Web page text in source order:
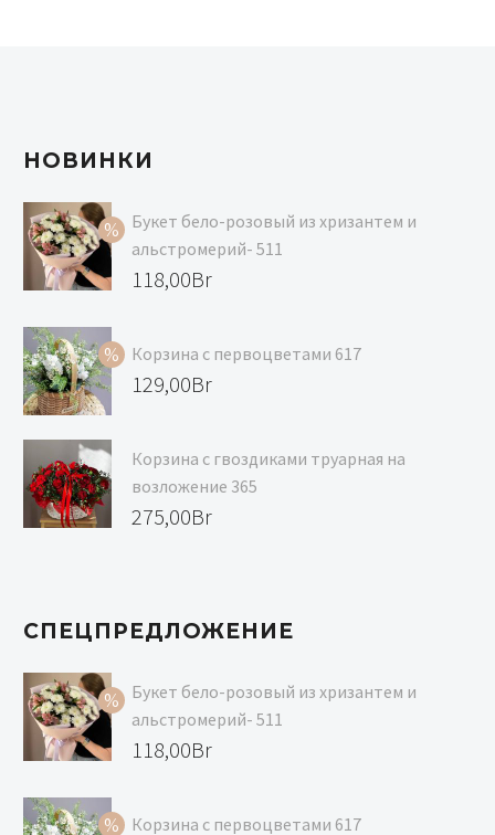
НОВИНКИ
Букет бело-розовый из хризантем и
альстромерий- 511
Первоначальная
составляла
129,00Br.
118,00Br
цена:
118,00Br.
Корзина с первоцветами 617
Первоначальная
составляла
139,00Br.
129,00Br
цена:
129,00Br.
Корзина с гвоздиками труарная на
возложение 365
275,00Br
СПЕЦПРЕДЛОЖЕНИЕ
Букет бело-розовый из хризантем и
альстромерий- 511
Первоначальная
составляла
118,00Br
цена:
Корзина с первоцветами 617